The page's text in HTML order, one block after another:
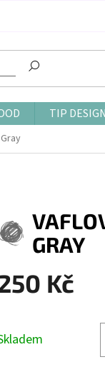
TIP
GRAY
Kč